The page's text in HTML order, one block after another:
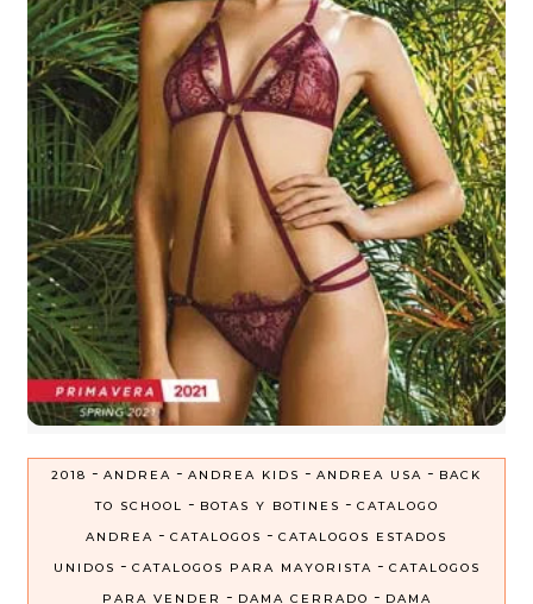
2018 - ANDREA - ANDREA KIDS - ANDREA USA - BACK
TO SCHOOL - BOTAS Y BOTINES - CATALOGO
ANDREA - CATALOGOS - CATALOGOS ESTADOS
UNIDOS - CATALOGOS PARA MAYORISTA - CATALOGOS
PARA VENDER
- DAMA CERRADO - DAMA